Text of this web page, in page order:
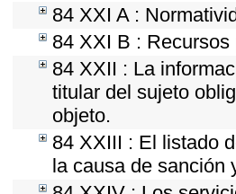
84 XXI A :
84 XXI B : Recursos
84 XXII : La
titular del sujeto
objeto.
84 XXIII : El listado
la causa de sanción